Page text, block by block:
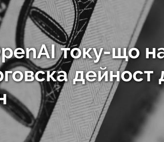
току-що
дейност